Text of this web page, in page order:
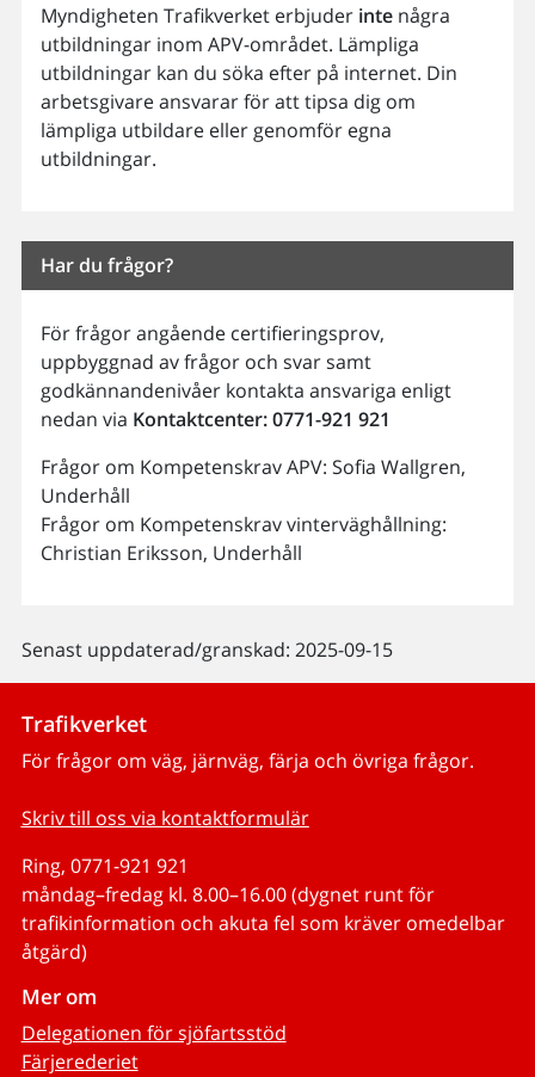
Myndigheten Trafikverket erbjuder intenågra
utbildningar inom APV-området. Lämpliga
utbildningar kan du söka efter på internet. Din
arbetsgivare ansvarar för att tipsa dig om
lämpliga utbildare eller genomför egna
utbildningar.
Har du frågor?
För frågor angående certifieringsprov,
uppbyggnad av frågor och svar samt
godkännandenivåer kontakta ansvariga enligt
nedan via Kontaktcenter: 0771-921 921
Frågor om Kompetenskrav APV: Sofia Wallgren,
Underhåll
Frågor om Kompetenskrav vinterväghållning:
Christian Eriksson, Underhåll
Senast uppdaterad/granskad: 2025-09-15
Trafikverket
För frågor om väg, järnväg, färja och övriga frågor.
Skriv till oss via kontaktformulär
Ring, 0771-921 921
måndag–fredag kl. 8.00–16.00 (dygnet runt för
trafikinformation och akuta fel som kräver omedelbar
åtgärd)
Mer om
Delegationen för sjöfartsstöd
Färjerederiet